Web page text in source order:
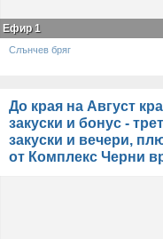
Ефир 1
Слънчев бряг
До края на Август
закуски и бонус -
закуски и вечери,
от Комплекс Черни